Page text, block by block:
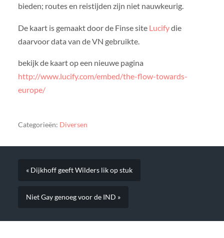
bieden; routes en reistijden zijn niet nauwkeurig.
De kaart is gemaakt door de Finse site Lucifydie
daarvoor data van de VN gebruikte.
bekijk de kaart op een nieuwe pagina
http://www.lucify.com/embed/the-flow-towards-
europe/
Categorieën: Diversen
« Dijkhoff geeft Wilders lik op stuk
Niet Gay genoeg voor de IND »